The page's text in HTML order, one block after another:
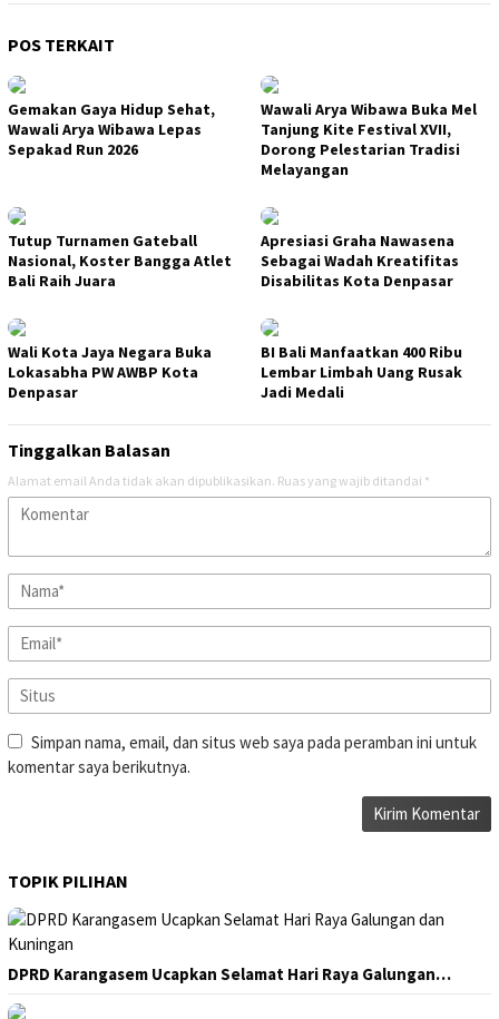
POS TERKAIT
Gemakan Gaya Hidup Sehat,
Wawali Arya Wibawa Lepas
Sepakad Run 2026
Wawali Arya Wibawa Buka Mel
Tanjung Kite Festival XVII,
Dorong Pelestarian Tradisi
Melayangan
Tutup Turnamen Gateball
Nasional, Koster Bangga Atlet
Bali Raih Juara
Apresiasi Graha Nawasena
Sebagai Wadah Kreatifitas
Disabilitas Kota Denpasar
Wali Kota Jaya Negara Buka
Lokasabha PW AWBP Kota
Denpasar
BI Bali Manfaatkan 400 Ribu
Lembar Limbah Uang Rusak
Jadi Medali
Tinggalkan Balasan
Alamat email Anda tidak akan dipublikasikan. Ruas yang wajib ditandai *
Simpan nama, email, dan situs web saya pada peramban ini untuk
komentar saya berikutnya.
TOPIK PILIHAN
DPRD Karangasem Ucapkan Selamat Hari Raya Galungan…